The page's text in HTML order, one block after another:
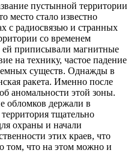
пустынной территории
место стало известно
с радиосвязью и странных
со временем
ей приписывали магнитные
на технику, частое падение
существ. Однажды в
ракета. Именно после
аномальности этой зоны.
обломков держали в
тщательно
охраны и начали
этих краев, что
том, что на этом можно и